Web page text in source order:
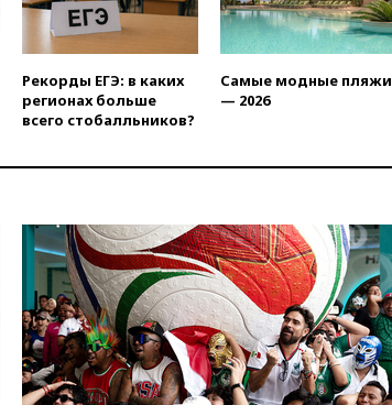
республиканцев поддержать
Вэнса на выборах 2028 года
в РФ превысило максимум
2022 года
порядок присвоения воинских
званий добровольцам
вчера, 18:50Euractiv: восток
Финляндии приходит в упадок
без российских туристов
вчера, 18:35В Жуковском и
аэропорту Геленджика
введены ограничения
Рекорды ЕГЭ: в каких
регионах больше
всего стобалльников?
Самые модные пляжи
— 2026